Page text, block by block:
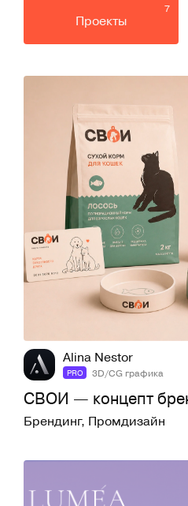
7
Проекты
Alina Nestor
PRO 3D/CG графика
СВОИ — концепт
Брендинг, Промдизайн